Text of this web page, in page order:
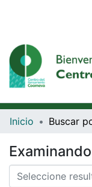
Comunidades
Browse DSpace
Iniciar
sesión
Inicio Buscar